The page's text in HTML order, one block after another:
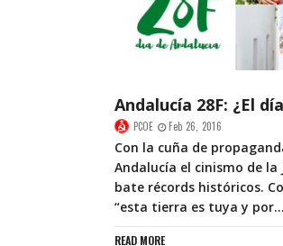
Andalucía 28F: ¿El
PCOE Feb 26, 2016
Con la cuña de
Andalucía el cinismo de la
bate récords históricos.
“esta tierra es tuya y por...
READ MORE